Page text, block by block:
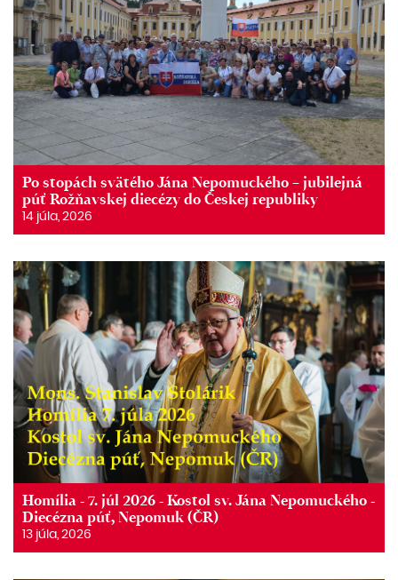
Po stopách svätého Jána Nepomuckého – jubilejná
púť Rožňavskej diecézy do Českej republiky
14 júla, 2026
Homília - 7. júl 2026 - Kostol sv. Jána Nepomuckého -
Diecézna púť, Nepomuk (ČR)
13 júla, 2026